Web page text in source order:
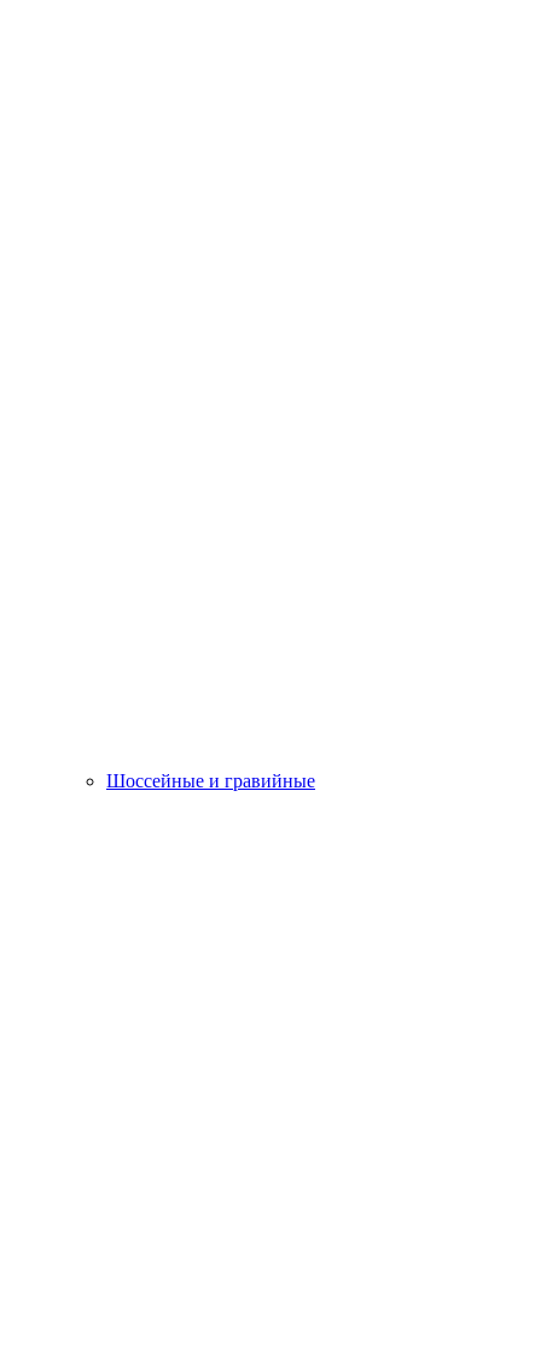
Шоссейные и гравийные